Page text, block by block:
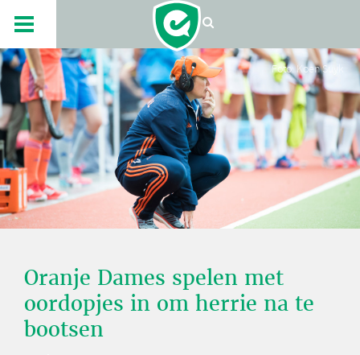
Foto: Koen Suyk
Oranje Dames spelen met
oordopjes in om herrie na te
bootsen